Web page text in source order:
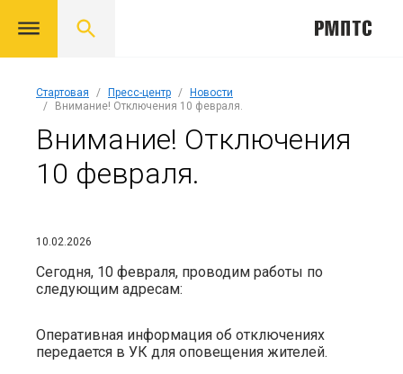
Стартовая Пресс-центр
Новости
Внимание! Отключения 10 февраля.
Внимание! Отключения
10 февраля.
10.02.2026
Сегодня, 10 февраля, проводим работы по
следующим адресам:
Оперативная информация об отключениях
передается в УК для оповещения жителей.